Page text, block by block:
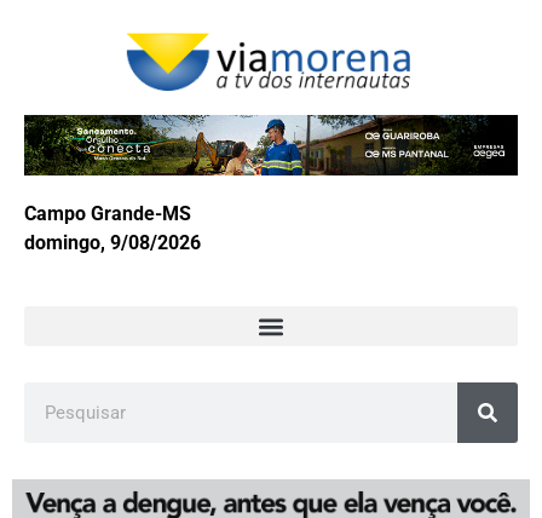
Campo Grande-MS
domingo, 9/08/2026